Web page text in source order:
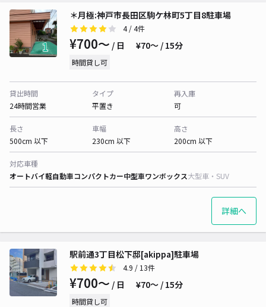
＊月極:神戸市長田区駒ケ林町5丁目8駐車場
4/ 4件
¥700〜 / 日 ¥70〜 / 15分
時間貸し可
貸出時間
24時間営業
タイプ
平置き
再入庫
可
長さ
500cm 以下
車幅
230cm 以下
高さ
200cm 以下
対応車種
オートバイ軽自動車コンパクトカー中型車ワンボックス大型車・SUV
詳細へ
駅前通3丁目松下邸[akippa]駐車場
4.9 / 13件
¥700〜 / 日 ¥70〜 / 15分
時間貸し可